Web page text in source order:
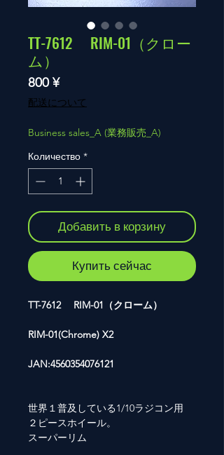
TT-7612 RIM-01（クロー
ム）
800 ¥Цена
配送について
Business sales_A (業務販売_A)
Количество *
Добавить в корзину
Купить сейчас
TT-7612 RIM-01（クローム）
RIM-01(Chrome) X2
JAN:4560354076121
世界１普及している1/10ラジコン用
２ピースホイール。
スーパーリム